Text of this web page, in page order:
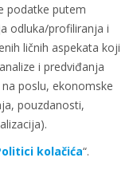
podatke putem
odluka/profiliranja i
ličnih aspekata koji
i predviđanja
poslu, ekonomske
pouzdanosti,
kolačića“.